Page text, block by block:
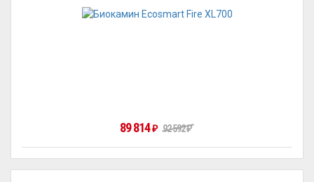
89 814 ₽ 92 592₽